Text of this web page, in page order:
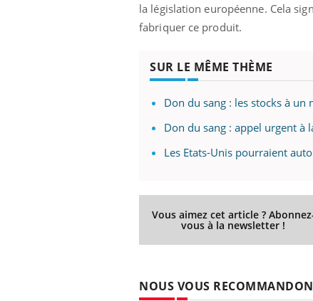
la législation européenne. Cela
fabriquer ce produit.
SUR LE MÊME THÈME
Don du sang : les stocks à un
Don du sang : appel urgent à
Les Etats-Unis pourraient
Vous aimez cet article ?
vous à la newsletter !
NOUS VOUS